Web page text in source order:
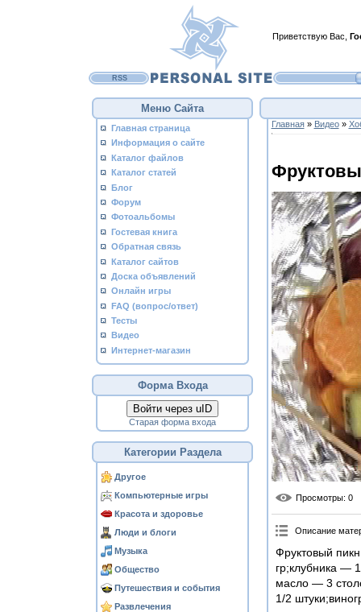
Приветствую Вас
RSS
Меню Сайта
Главная страница
Информация о сайте
Каталог файлов
Каталог статей
Блог
Форум
Фотоальбомы
Гостевая книга
Обратная связь
Каталог сайтов
Доска объявлений
Онлайн игры
FAQ (вопрос/ответ)
Тесты
Видео
Интернет-магазин
Форма Входа
Войти через uID
Старая форма входа
Категории Раздела
Другое
Компьютерные игры
Красота и здоровье
Люди и блоги
Музыка
Общество
Путешествия и события
Развлечения
Главная» Видео»
Просмотры: 0
Описание
Фруктовый
гр;клубника —
масло — 3
1/2